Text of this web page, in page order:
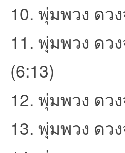
10. พุ่มพวง ดว
11. พุ่มพวง ดว
(6:13)
12. พุ่มพวง ดว
13. พุ่มพวง ดว